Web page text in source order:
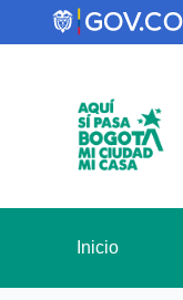
al
Inicio